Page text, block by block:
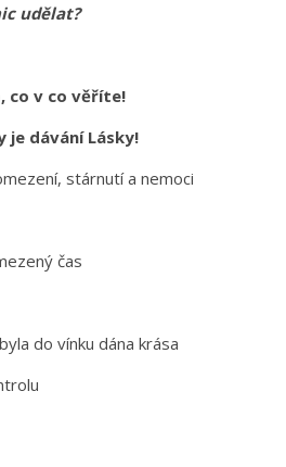
udělat?
co v co věříte!
je dávání Lásky!
stárnutí a nemoci
čas
do vínku dána krása